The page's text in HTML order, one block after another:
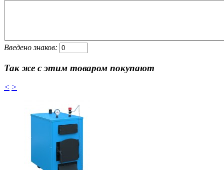
Введено знаков:
Так же с этим товаром покупают
< >